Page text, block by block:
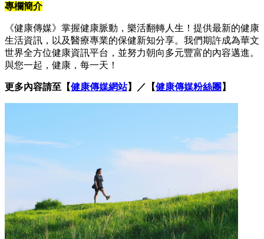
專欄簡介
《健康傳媒》掌握健康脈動，樂活翻轉人生！提供最新的健康
生活資訊，以及醫療專業的保健新知分享。我們期許成為華文
世界全方位健康資訊平台，並努力朝向多元豐富的內容邁進。
與您一起，健康，每一天！
更多內容請至【健康傳媒網站】／【健康傳媒粉絲團 】